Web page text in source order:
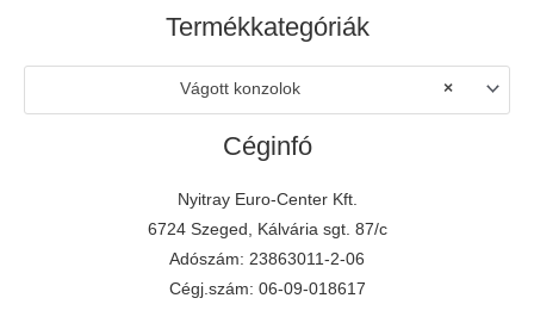
Termékkategóriák
×
Vágott konzolok
Céginfó
Nyitray Euro-Center Kft.
6724 Szeged, Kálvária sgt. 87/c
Adószám: 23863011-2-06
Cégj.szám: 06-09-018617